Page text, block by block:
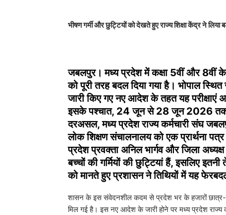
भीषण गर्मी और छुट्टियों को देखते हुए राज्य शिक्षा केंद्र ने लिया
जबलपुर। मध्य प्रदेश में कक्षा 5वीं और 8वीं के
को पूरी तरह बदल दिया गया है। भोपाल
जारी किए गए नए आदेश के तहत यह
इसके पश्चात, 24 जून से 28 जून 2026 तक
दरअसल, मध्य प्रदेश राज्य कर्मचारी संघ
लोक शिक्षण संचालनालय को एक प्रार्थना
प्रदेश प्रवक्ता अनिल भार्गव और जिला
बच्चों की गर्मियों की छुट्टियां हैं, इसलिए
को मानते हुए प्रशासन ने तिथियों में यह
​शासन के इस संवेदनशील कदम से प्रदेश भर के हजारों छात्र-
मिल गई है। इस नए आदेश के जारी होने पर मध्य प्रदेश राज्य